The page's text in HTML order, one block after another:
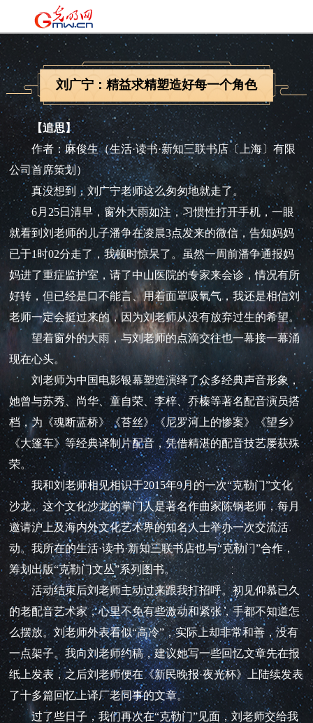
刘广宁：精益求精塑造好每一个角色
【追思】
作者：麻俊生（生活·读书·新知三联书店〔上海〕有限
公司首席策划）
真没想到，刘广宁老师这么匆匆地就走了。
6月25日清早，窗外大雨如注，习惯性打开手机，一眼
就看到刘老师的儿子潘争在凌晨3点发来的微信，告知妈妈
已于1时02分走了，我顿时惊呆了。虽然一周前潘争通报妈
妈进了重症监护室，请了中山医院的专家来会诊，情况有所
好转，但已经是口不能言、用着面罩吸氧气，我还是相信刘
老师一定会挺过来的，因为刘老师从没有放弃过生的希望。
望着窗外的大雨，与刘老师的点滴交往也一幕接一幕涌
现在心头。
刘老师为中国电影银幕塑造演绎了众多经典声音形象，
她曾与苏秀、尚华、童自荣、李梓、乔榛等著名配音演员搭
档，为《魂断蓝桥》《苔丝》《尼罗河上的惨案》《望乡》
《大篷车》等经典译制片配音，凭借精湛的配音技艺屡获殊
荣。
我和刘老师相见相识于2015年9月的一次“克勒门”文化
沙龙。这个文化沙龙的掌门人是著名作曲家陈钢老师，每月
邀请沪上及海内外文化艺术界的知名人士举办一次交流活
动。我所在的生活·读书·新知三联书店也与“克勒门”合作，
筹划出版“克勒门文丛”系列图书。
活动结束后刘老师主动过来跟我打招呼。初见仰慕已久
的老配音艺术家，心里不免有些激动和紧张，手都不知道怎
么摆放。刘老师外表看似“高冷”，实际上却非常和善，没有
一点架子。我向刘老师约稿，建议她写一些回忆文章先在报
纸上发表，之后刘老师便在《新民晚报·夜光杯》上陆续发表
了十多篇回忆上译厂老同事的文章。
过了些日子，我们再次在“克勒门”见面，刘老师交给我